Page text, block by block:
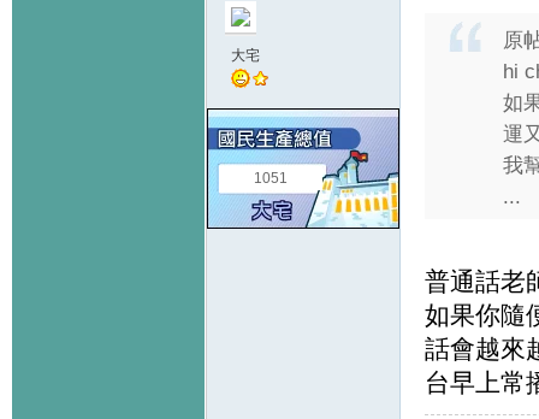
大宅
1051
原
hi
如
運
我
...
普通話老
如果你隨
話會越來
台早上常